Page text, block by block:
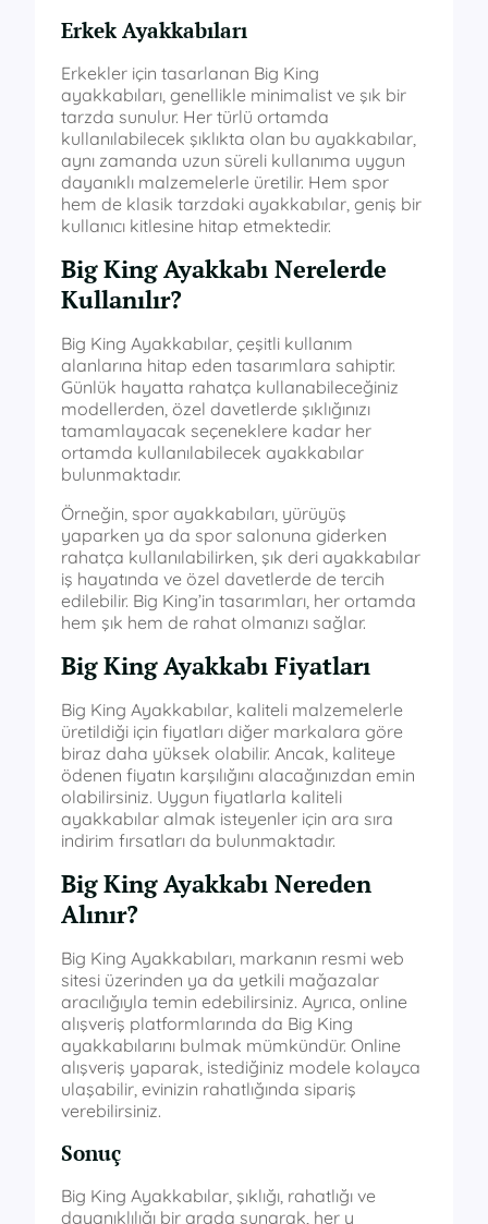
Erkek Ayakkabıları
Erkekler için tasarlanan Big King
ayakkabıları, genellikle minimalist ve şık bir
tarzda sunulur. Her türlü ortamda
kullanılabilecek şıklıkta olan bu ayakkabılar,
aynı zamanda uzun süreli kullanıma uygun
dayanıklı malzemelerle üretilir. Hem spor
hem de klasik tarzdaki ayakkabılar, geniş bir
kullanıcı kitlesine hitap etmektedir.
Big King Ayakkabı Nerelerde
Kullanılır?
Big King Ayakkabılar, çeşitli kullanım
alanlarına hitap eden tasarımlara sahiptir.
Günlük hayatta rahatça kullanabileceğiniz
modellerden, özel davetlerde şıklığınızı
tamamlayacak seçeneklere kadar her
ortamda kullanılabilecek ayakkabılar
bulunmaktadır.
Örneğin, spor ayakkabıları, yürüyüş
yaparken ya da spor salonuna giderken
rahatça kullanılabilirken, şık deri ayakkabılar
iş hayatında ve özel davetlerde de tercih
edilebilir. Big King’in tasarımları, her ortamda
hem şık hem de rahat olmanızı sağlar.
Big King Ayakkabı Fiyatları
Big King Ayakkabılar, kaliteli malzemelerle
üretildiği için fiyatları diğer markalara göre
biraz daha yüksek olabilir. Ancak, kaliteye
ödenen fiyatın karşılığını alacağınızdan emin
olabilirsiniz. Uygun fiyatlarla kaliteli
ayakkabılar almak isteyenler için ara sıra
indirim fırsatları da bulunmaktadır.
Big King Ayakkabı Nereden
Alınır?
Big King Ayakkabıları, markanın resmi web
sitesi üzerinden ya da yetkili mağazalar
aracılığıyla temin edebilirsiniz. Ayrıca, online
alışveriş platformlarında da Big King
ayakkabılarını bulmak mümkündür. Online
alışveriş yaparak, istediğiniz modele kolayca
ulaşabilir, evinizin rahatlığında sipariş
verebilirsiniz.
Sonuç
Big King Ayakkabılar, şıklığı, rahatlığı ve
dayanıklılığı bir arada sunarak, her y